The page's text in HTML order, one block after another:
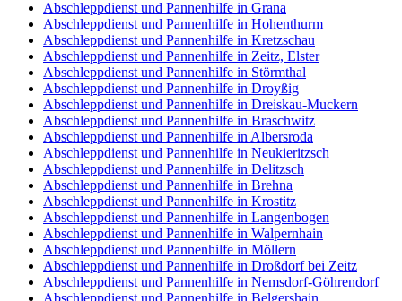
Abschleppdienst und Pannenhilfe in Grana
Abschleppdienst und Pannenhilfe in Hohenthurm
Abschleppdienst und Pannenhilfe in Kretzschau
Abschleppdienst und Pannenhilfe in Zeitz, Elster
Abschleppdienst und Pannenhilfe in Störmthal
Abschleppdienst und Pannenhilfe in Droyßig
Abschleppdienst und Pannenhilfe in Dreiskau-Muckern
Abschleppdienst und Pannenhilfe in Braschwitz
Abschleppdienst und Pannenhilfe in Albersroda
Abschleppdienst und Pannenhilfe in Neukieritzsch
Abschleppdienst und Pannenhilfe in Delitzsch
Abschleppdienst und Pannenhilfe in Brehna
Abschleppdienst und Pannenhilfe in Krostitz
Abschleppdienst und Pannenhilfe in Langenbogen
Abschleppdienst und Pannenhilfe in Walpernhain
Abschleppdienst und Pannenhilfe in Möllern
Abschleppdienst und Pannenhilfe in Droßdorf bei Zeitz
Abschleppdienst und Pannenhilfe in Nemsdorf-Göhrendorf
Abschleppdienst und Pannenhilfe in Belgershain